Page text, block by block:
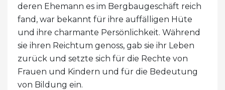
deren Ehemann es im Bergbaugeschäft reich
fand, war bekannt für ihre auffälligen Hüte
und ihre charmante Persönlichkeit. Während
sie ihren Reichtum genoss, gab sie ihr Leben
zurück und setzte sich für die Rechte von
Frauen und Kindern und für die Bedeutung
von Bildung ein.